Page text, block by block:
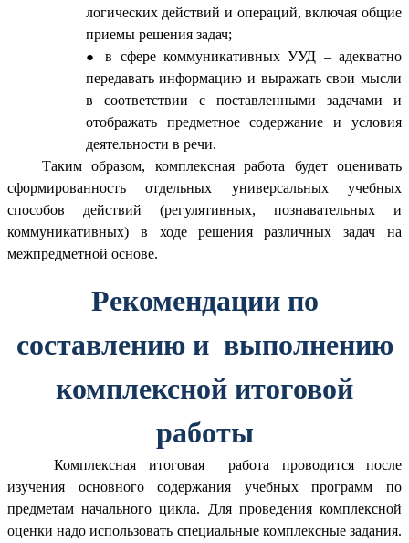
логических действий и операций, включая общие
приемы решения задач;
в сфере коммуникативных УУД – адекватно
передавать информацию и выражать свои мысли
в соответствии с поставленными задачами и
отображать предметное содержание и условия
деятельности в речи.
Таким образом, комплексная работа будет оценивать
сформированность отдельных универсальных учебных
способов действий (регулятивных, познавательных и
коммуникативных) в ходе решения различных задач на
межпредметной основе.
Рекомендации по
составлению и выполнению
комплексной итоговой
работы
Комплексная итоговая работа проводится после
изучения основного содержания учебных программ по
предметам начального цикла. Для проведения комплексной
оценки надо использовать специальные комплексные задания.